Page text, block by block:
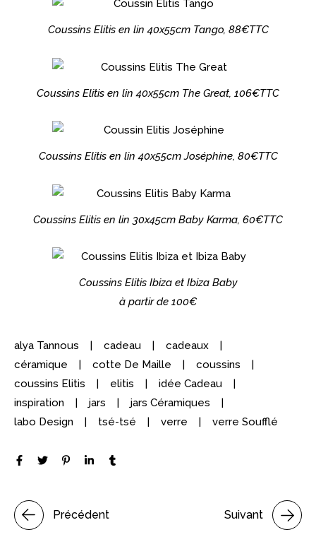
Coussins Elitis en lin 40x55cm Tango, 88€TTC
Coussins Elitis en lin 40x55cm The Great, 106€TTC
Coussins Elitis en lin 40x55cm Joséphine, 80€TTC
Coussins Elitis en lin 30x45cm Baby Karma, 60€TTC
Coussins Elitis Ibiza et Ibiza Baby
à partir de 100€
alya Tannous cadeau
cadeaux
céramique
cotte De Maille
coussins
coussins Elitis
elitis
idée Cadeau
inspiration
jars
jars Céramiques
labo Design
tsé-tsé verre verre Soufflé
Précédent Suivant